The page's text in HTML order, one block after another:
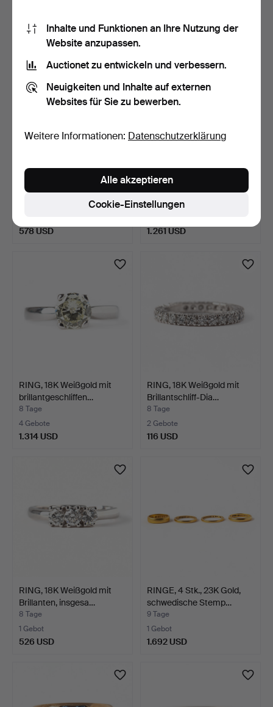
128 USD 100 USD
RING, 18K Weißgold mit
Brillantschliff-Dia…
578 USD
RING, 18K Gold mit
Diamanten im
Baguettesc…
8 Tage
1.261 USD
RING, 18K Weißgold mit
brillantgeschliffen…
8 Tage
4 Gebote
1.314 USD
RING, 18K Weißgold mit
Brillantschliff-Dia…
8 Tage
2 Gebote
116 USD
RING, 18K Weißgold mit
Brillanten, insgesa…
8 Tage
1 Gebot
526 USD
RINGE, 4 Stk., 23K Gold,
schwedische Stemp…
9 Tage
1 Gebot
1.692 USD
Inhalte und Funktionen an Ihre Nutzung der
Website anzupassen.
Auctionet zu entwickeln und verbessern.
Neuigkeiten und Inhalte auf externen
Websites für Sie zu bewerben.
Weitere Informationen: Datenschutzerklärung
Cookie-Einstellungen
Alle akzeptieren